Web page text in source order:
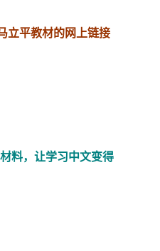
立平教材的网上链接
料， 让学习中文变得